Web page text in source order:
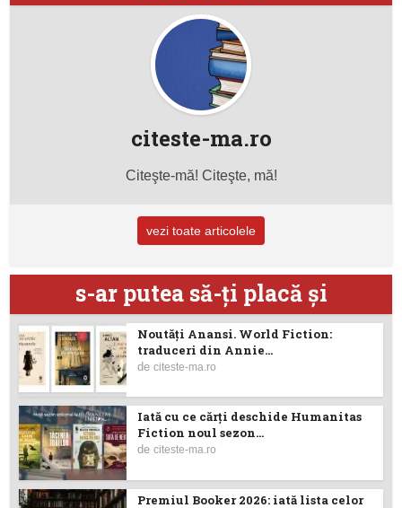
citeste-ma.ro
Citeşte-mă! Citeşte, mă!
vezi toate articolele
s-ar putea să-ţi placă şi
Noutăţi Anansi. World Fiction:
traduceri din Annie...
deciteste-ma.ro
Iată cu ce cărţi deschide Humanitas
Fiction noul sezon...
deciteste-ma.ro
Premiul Booker 2026: iată lista celor